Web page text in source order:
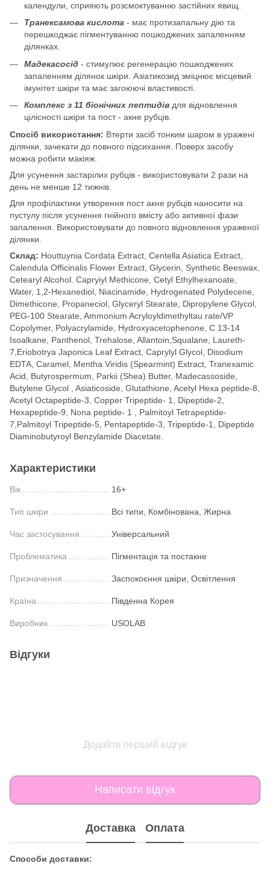
календули, сприяють розсмоктуванню застійних явищ.
Транексамова кислота - має протизапальну дію та
перешкоджає пігментуванню пошкоджених запаленням
ділянках.
Мадекасосід - стимулює регенерацію пошкоджених
запаленням ділянок шкіри. Азіатикозид зміцнює місцевий
імунітет шкіри та має загоюючі властивості.
Комплекс з 11 біонічних пептидів для відновлення
цілісності шкіри та пост - акне рубців.
Спосіб використання: Втерти засіб тонким шаром в уражені
ділянки, зачекати до повного підсихання. Поверх засобу
можна робити макіяж.
Для усунення застарілих рубців - використовувати 2 рази на
день не менше 12 тижнів.
Для профілактики утворення пост акне рубців наносити на
пустулу після усунення гнійного вмісту або активної фази
запалення. Використовувати до повного відновлення ураженої
ділянки.
Склад: Houttuynia Cordata Extract, Centella Asiatica Extract,
Calendula Officinalis Flower Extract, Glycerin, Synthetic Beeswax,
Cetearyl Alcohol. Capryiyl Methicone, Cetyl Ethylhexanoate,
Water, 1,2-Hexanediol, Niacinamide, Hydrogenated Polydecene,
Dimethicone, Propaneciol, Glyceryl Stearate, Dipropylene Glycol,
PEG-100 Stearate, Ammonium Acryloyldimethyltau rate/VP
Copolymer, Polyacrylamide, Hydroxyacetophenone, C 13-14
Isoalkane, Panthenol, Trehalose, Allantoin,Squalane, Laureth-
7,Eriobotrya Japonica Leaf Extract, Caprylyl Glycol, Disodium
EDTA, Caramel, Mentha Viridis (Spearmint) Extract, Tranexamic
Acid, Butyrospermum, Parkii (Shea) Butter, Madecassoside,
Butylene Glycol , Asiaticoside, Glutathione, Acetyl Hexa peptide-8,
Acetyl Octapeptide-3, Copper Tripeptide- 1, Dipeptide-2,
Hexapeptide-9, Nona peptide- 1 , Palmitoyl Tetrapeptide-
7,Palmitoyl Tripeptide-5, Pentapeptide-3, Tripeptide-1, Dipeptide
Diaminobutyroyl Benzylamide Diacetate.
Характеристики
Вік 16+
Тип шкіри Всі типи, Комбінована, Жирна
Час застосування Універсальний
Проблематика Пігментація та постакне
Призначення Заспокоєння шкіри, Освітлення
Країна Південна Корея
Виробник USOLAB
Відгуки
Додайте перший відгук
Написати відгук
Доставка Оплата
Способи доставки: